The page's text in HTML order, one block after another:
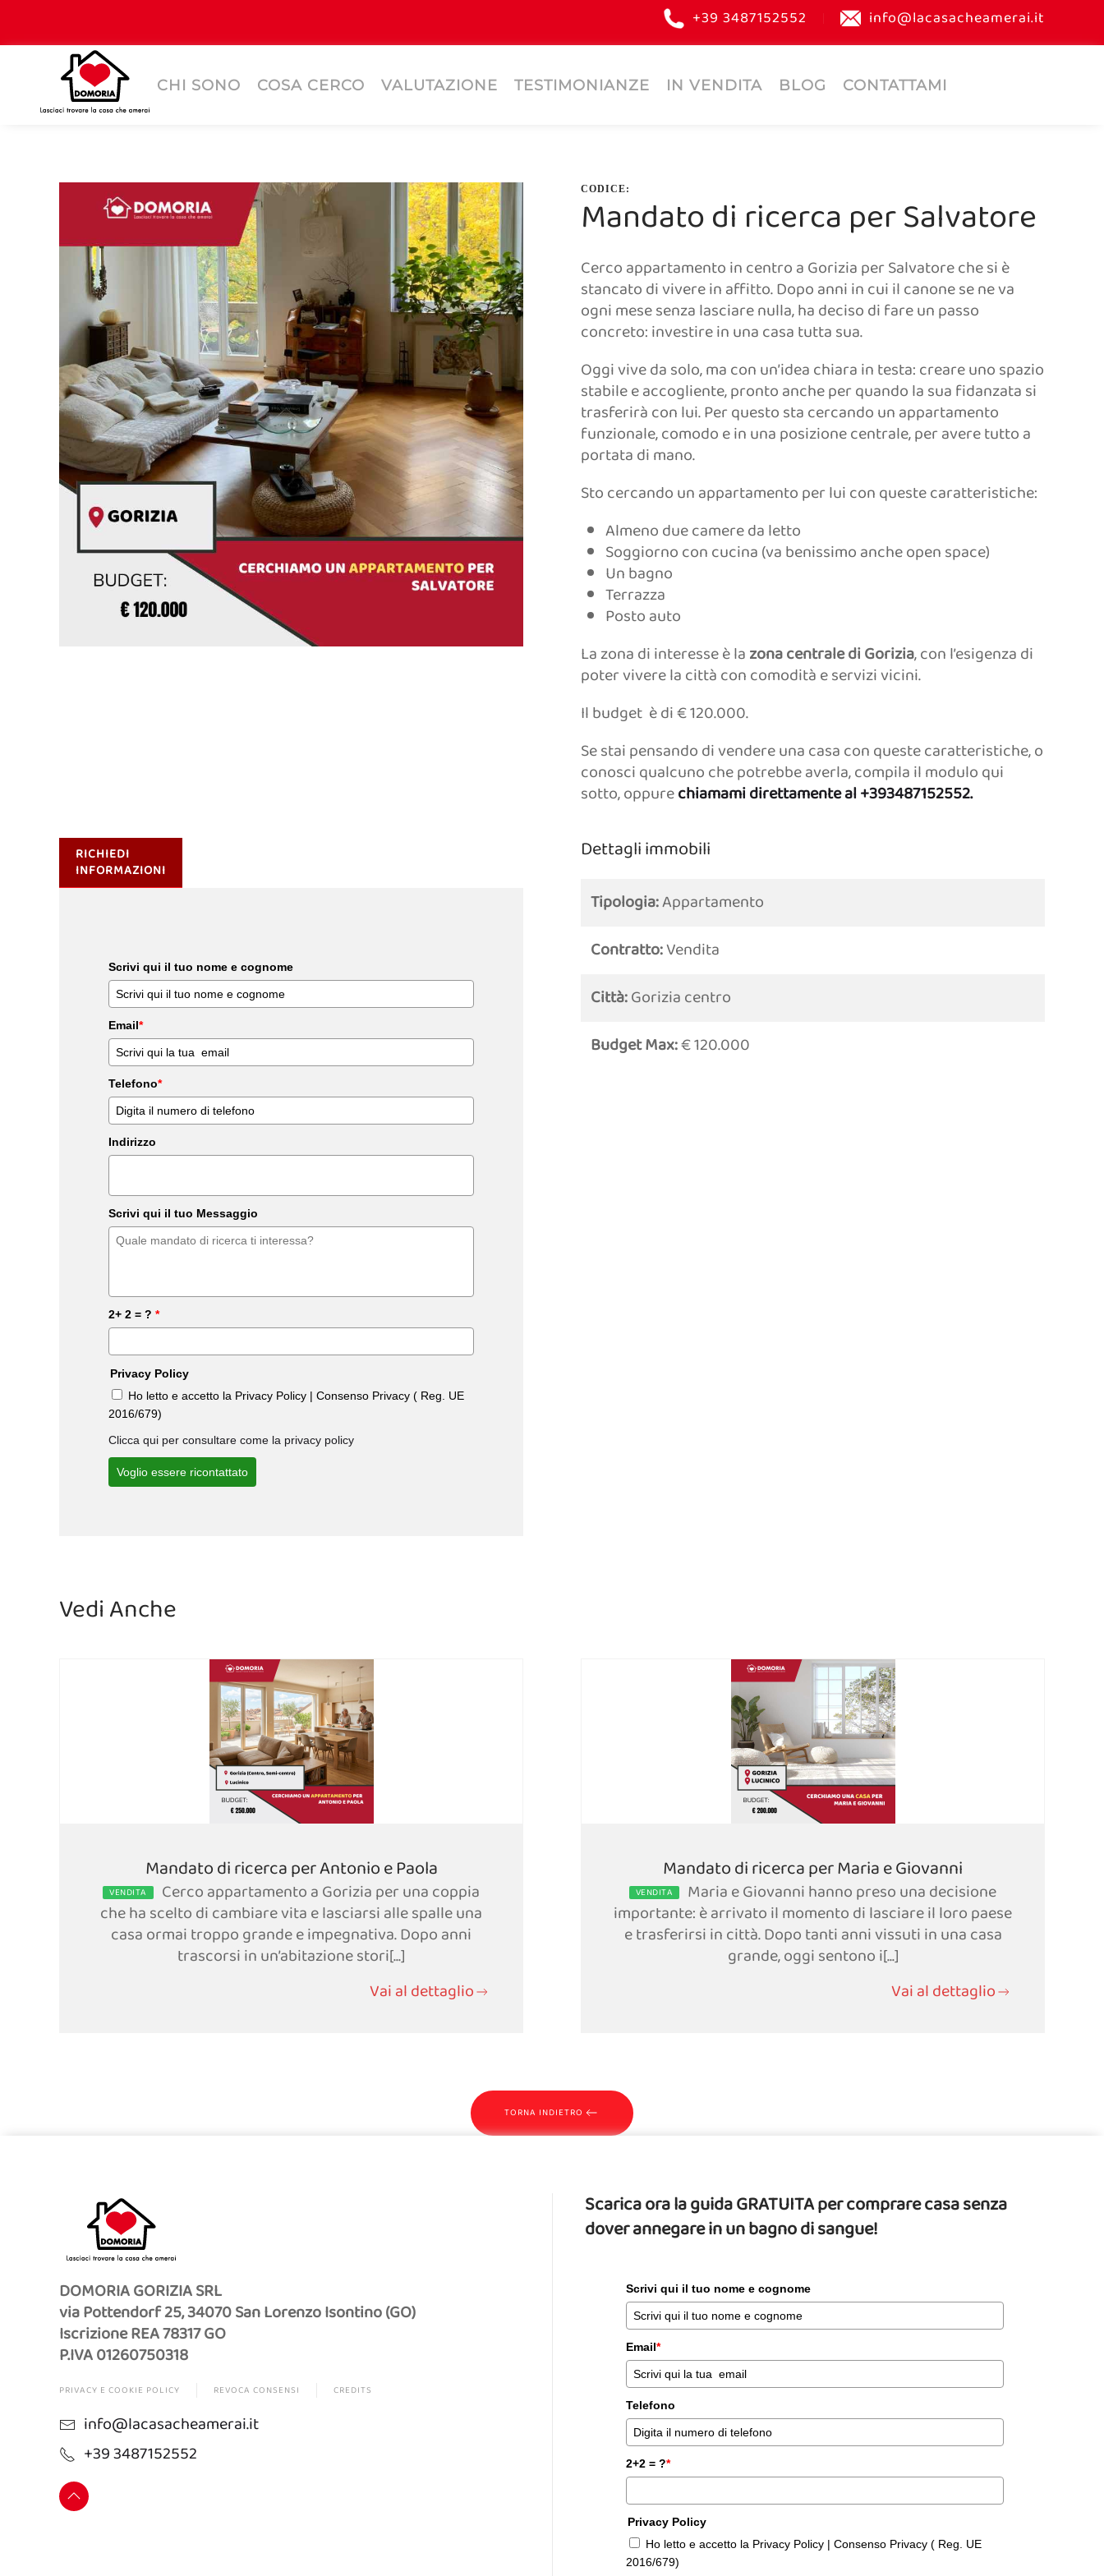
+39 3487152552 info@lacasacheamerai.it
CHI SONO COSA CERCO VALUTAZIONE TESTIMONIANZE IN VENDITA BLOG CONTATTAMI
CODICE:
Mandato di ricerca per Salvatore
Cerco appartamento in centro a Gorizia per Salvatore che si è
stancato di vivere in affitto. Dopo anni in cui il canone se ne va
ogni mese senza lasciare nulla, ha deciso di fare un passo
concreto: investire in una casa tutta sua.
Oggi vive da solo, ma con un’idea chiara in testa: creare uno spazio
stabile e accogliente, pronto anche per quando la sua fidanzata si
trasferirà con lui. Per questo sta cercando un appartamento
funzionale, comodo e in una posizione centrale, per avere tutto a
portata di mano.
Sto cercando un appartamento per lui con queste caratteristiche:
Almeno due camere da letto
Soggiorno con cucina (va benissimo anche open space)
Un bagno
Terrazza
Posto auto
La zona di interesse è lazona centrale di Gorizia, con l’esigenza di
poter vivere la città con comodità e servizi vicini.
Il budget è di € 120.000.
Se stai pensando di vendere una casa con queste caratteristiche, o
conosci qualcuno che potrebbe averla, compila il modulo qui
sotto, oppurechiamami direttamente al +393487152552.
RICHIEDI
INFORMAZIONI
Scrivi qui il tuo nome e cognome
Email*
Telefono*
Indirizzo
Scrivi qui il tuo Messaggio
2+ 2 = ? *
Privacy Policy
Ho letto e accetto la Privacy Policy | Consenso Privacy ( Reg. UE
2016/679)
Clicca qui per consultare come la privacy policy
Voglio essere ricontattato
Dettagli immobili
Tipologia:Appartamento
Contratto:Vendita
Città:Gorizia centro
Budget Max:€ 120.000
Vedi Anche
Mandato di ricerca per Antonio e Paola
VENDITA Cerco appartamento a Gorizia per una coppia
che ha scelto di cambiare vita e lasciarsi alle spalle una
casa ormai troppo grande e impegnativa. Dopo anni
trascorsi in un’abitazione stori[...]
Vai al dettaglio
Mandato di ricerca per Maria e Giovanni
VENDITA Maria e Giovanni hanno preso una decisione
importante: è arrivato il momento di lasciare il loro paese
e trasferirsi in città. Dopo tanti anni vissuti in una casa
grande, oggi sentono i[...]
Vai al dettaglio
TORNA INDIETRO
DOMORIA GORIZIA SRL
via Pottendorf 25, 34070 San Lorenzo Isontino (GO)
Iscrizione REA 78317 GO
P.IVA 01260750318
PRIVACY E COOKIE POLICY REVOCA CONSENSI CREDITS
info@lacasacheamerai.it
+39 3487152552
Scarica ora la guida GRATUITA per comprare casa senza
dover annegare in un bagno di sangue!
Scrivi qui il tuo nome e cognome
Email*
Telefono
2+2 = ?*
Privacy Policy
Ho letto e accetto la Privacy Policy | Consenso Privacy ( Reg. UE
2016/679)